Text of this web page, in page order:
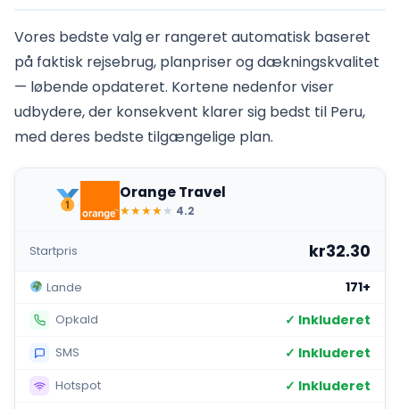
Vores bedste valg er rangeret automatisk baseret
på faktisk rejsebrug, planpriser og dækningskvalitet
— løbende opdateret. Kortene nedenfor viser
udbydere, der konsekvent klarer sig bedst til Peru,
med deres bedste tilgængelige plan.
Orange Travel
★★★★★ 4.2
Startpris kr32.30
Lande 171+
Opkald ✓ Inkluderet
SMS ✓ Inkluderet
Hotspot ✓ Inkluderet